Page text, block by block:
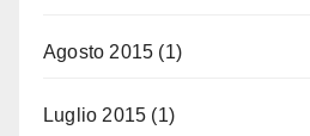
Agosto 2015 (1)
Luglio 2015 (1)